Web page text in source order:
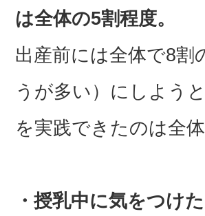
は全体の5割程度。
出産前には全体で8割
うが多い）にしよう
を実践できたのは全
・授乳中に気をつけ